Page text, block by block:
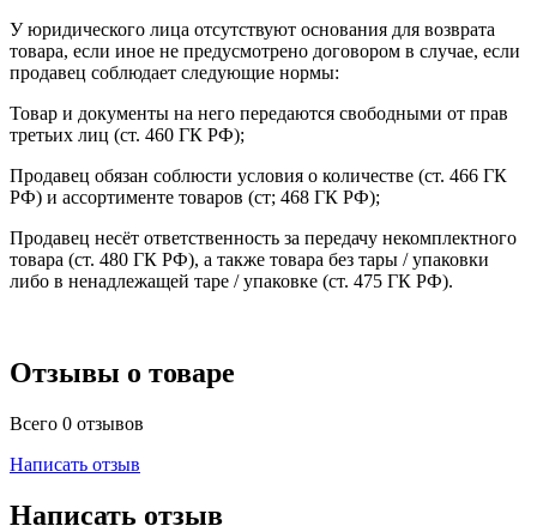
У юридического лица отсутствуют основания для возврата
товара, если иное не предусмотрено договором в случае, если
продавец соблюдает следующие нормы:
Товар и документы на него передаются свободными от прав
третьих лиц (ст. 460 ГК РФ);
Продавец обязан соблюсти условия о количестве (ст. 466 ГК
РФ) и ассортименте товаров (ст; 468 ГК РФ);
Продавец несёт ответственность за передачу некомплектного
товара (ст. 480 ГК РФ), а также товара без тары / упаковки
либо в ненадлежащей таре / упаковке (ст. 475 ГК РФ).
Отзывы о товаре
Всего 0 отзывов
Написать отзыв
Написать отзыв